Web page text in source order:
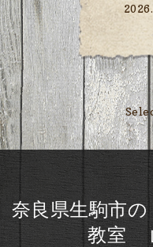
奈良県生駒市
教室